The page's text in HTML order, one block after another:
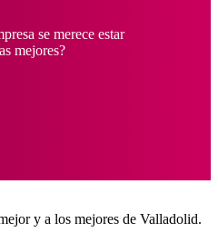
se merece estar
mejores?
y a los mejores de Valladolid.